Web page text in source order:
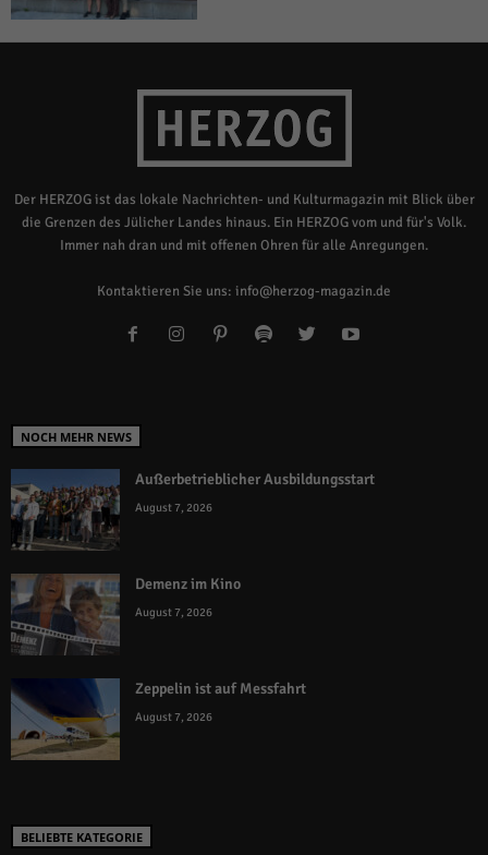
Der HERZOG ist das lokale Nachrichten- und Kulturmagazin mit Blick über
die Grenzen des Jülicher Landes hinaus. Ein HERZOG vom und für's Volk.
Immer nah dran und mit offenen Ohren für alle Anregungen.
Kontaktieren Sie uns: info@herzog-magazin.de
NOCH MEHR NEWS
Außerbetrieblicher Ausbildungsstart
August 7, 2026
Demenz im Kino
August 7, 2026
Zeppelin ist auf Messfahrt
August 7, 2026
BELIEBTE KATEGORIE